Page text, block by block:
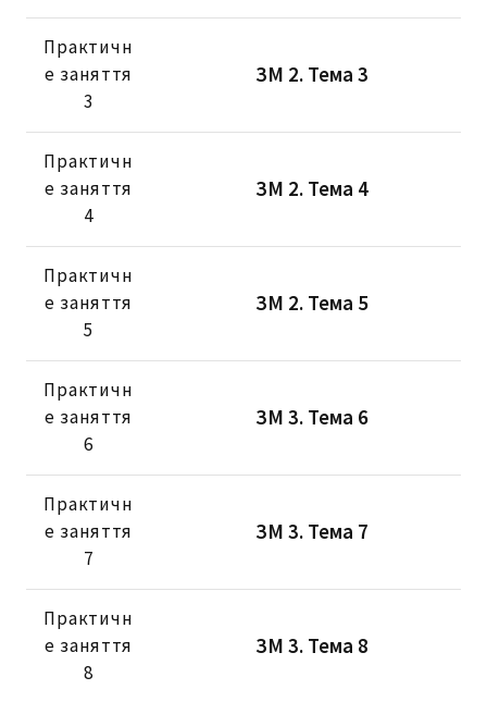
ЗМ 2. Тема 3
Практичн
е заняття
3
ЗМ 2. Тема 4
Практичн
е заняття
4
ЗМ 2. Тема 5
Практичн
е заняття
5
ЗМ 3. Тема 6
Практичн
е заняття
6
ЗМ 3. Тема 7
Практичн
е заняття
7
ЗМ 3. Тема 8
Практичн
е заняття
8